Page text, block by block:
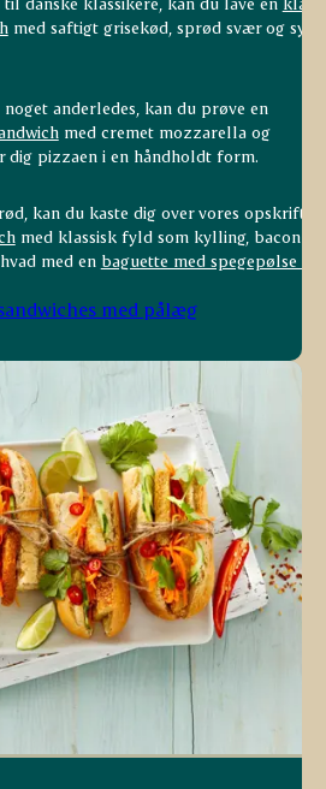
med saftigt grisekød, sprød svær og
anderledes, kan du prøve en
med cremet mozzarella og
dig pizzaen i en håndholdt form.
kan du kaste dig over vores opskrift
med klassisk fyld som kylling, bacon og
med en baguette med spegepølse og
med pålæg